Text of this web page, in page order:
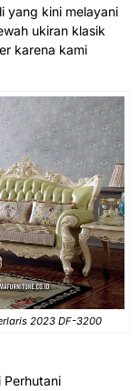
yang kini melayani
ukiran klasik
karena kami
2023 DF-3200
Perhutani